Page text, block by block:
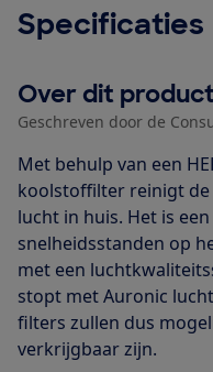
Specificaties
Over dit product
Geschreven door de
Met behulp van een
koolstoffilter reinigt de
lucht in huis. Het is
snelheidsstanden op
met een
stopt met Auronic
filters zullen dus
verkrijgbaar zijn.